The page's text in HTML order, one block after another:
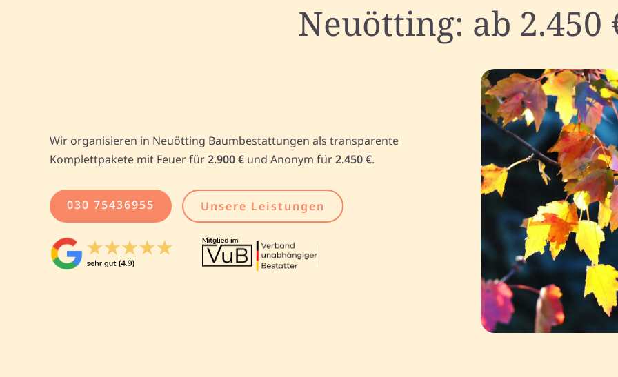
Neuötting: ab 2.450
Wir organisieren in Neuötting Baumbestattungen als transparente
Komplettpakete mit Feuer für2.900 € und Anonym für2.450 €.
030 75436955 Unsere Leistungen